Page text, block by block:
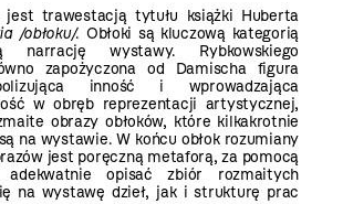
jest trawestacją tytułu książki Huberta
/obłoku/. Obłoki są kluczową kategorią
narrację wystawy. Rybkowskiego
zapożyczona od Damischa figura
inność i wprowadzająca
w obręb reprezentacji artystycznej,
obrazy obłoków, które kilkakrotnie
na wystawie. W końcu obłok rozumiany
jest poręczną metaforą, za pomocą
opisać zbiór rozmaitych
na wystawę dzieł, jak i strukturę prac